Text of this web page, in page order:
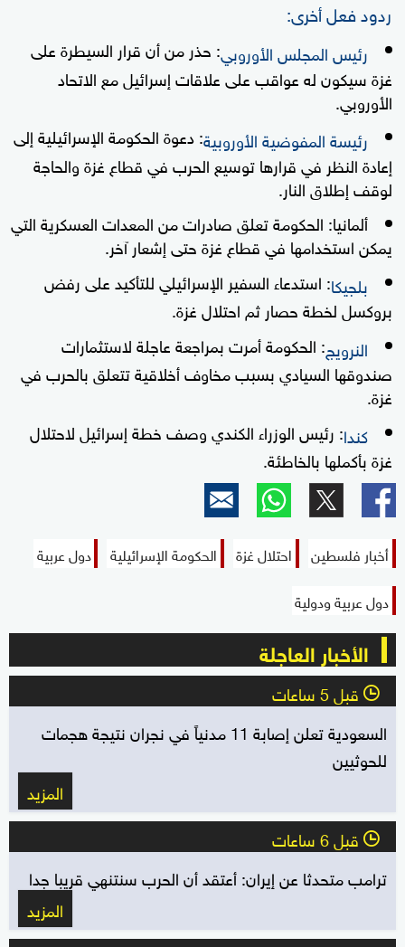
ردود فعل أخرى:
رئيس المجلس الأوروبي: حذر من أن قرار السيطرة على
غزة سيكون له عواقب على علاقات إسرائيل مع الاتحاد
الأوروبي.
رئيسة المفوضية الأوروبية: دعوة الحكومة الإسرائيلية إلى
إعادة النظر في قرارها توسيع الحرب في قطاع غزة والحاجة
لوقف إطلاق النار.
ألمانيا: الحكومة تعلق صادرات من المعدات العسكرية التي
يمكن استخدامها في قطاع غزة حتى إشعار آخر.
بلجيكا: استدعاء السفير الإسرائيلي للتأكيد على رفض
بروكسل لخطة حصار ثم احتلال غزة.
النرويج: الحكومة أمرت بمراجعة عاجلة لاستثمارات
صندوقها السيادي بسبب مخاوف أخلاقية تتعلق بالحرب في
غزة.
كندا: رئيس الوزراء الكندي وصف خطة إسرائيل لاحتلال
غزة بأكملها بالخاطئة.
أخبار فلسطين احتلال غزة الحكومة الإسرائيلية
دول عربية
دول عربية ودولية
الأخبار العاجلة
l قبل 5 ساعات
السعودية تعلن إصابة 11 مدنياً في نجران نتيجة هجمات
للحوثيين
المزيد
l قبل 6 ساعات
ترامب متحدثا عن إيران: أعتقد أن الحرب سنتنهي قريبا جدا
المزيد